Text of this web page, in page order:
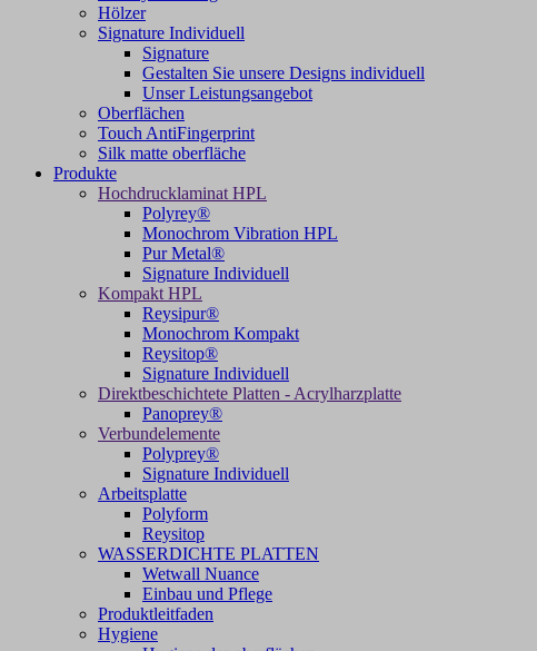
Hölzer
Signature Individuell
Signature
Gestalten Sie unsere Designs individuell
Unser Leistungsangebot
Oberflächen
Touch AntiFingerprint
Silk matte oberfläche
Produkte
Hochdrucklaminat HPL
Polyrey®
Monochrom Vibration HPL
Pur Metal®
Signature Individuell
Kompakt HPL
Reysipur®
Monochrom Kompakt
Reysitop®
Signature Individuell
Direktbeschichtete Platten - Acrylharzplatte
Panoprey®
Verbundelemente
Polyprey®
Signature Individuell
Arbeitsplatte
Polyform
Reysitop
WASSERDICHTE PLATTEN
Wetwall Nuance
Einbau und Pflege
Produktleitfaden
Hygiene